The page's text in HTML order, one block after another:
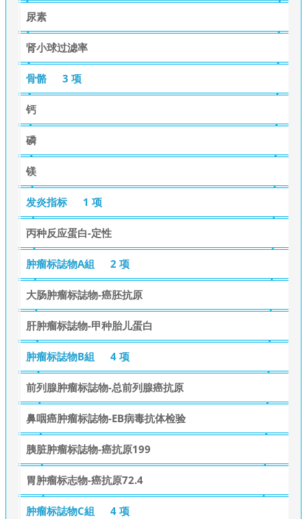
尿素
肾小球过滤率
骨骼 3 项
钙
磷
镁
发炎指标 1 项
丙种反应蛋白-定性
肿瘤标誌物A組 2 项
大肠肿瘤标誌物-癌胚抗原
肝肿瘤标誌物-甲种胎儿蛋白
肿瘤标誌物B組 4 项
前列腺肿瘤标誌物-总前列腺癌抗原
鼻咽癌肿瘤标誌物-EB病毒抗体检验
胰脏肿瘤标誌物-癌抗原199
胃肿瘤标志物-癌抗原72.4
肿瘤标誌物C組 4 项